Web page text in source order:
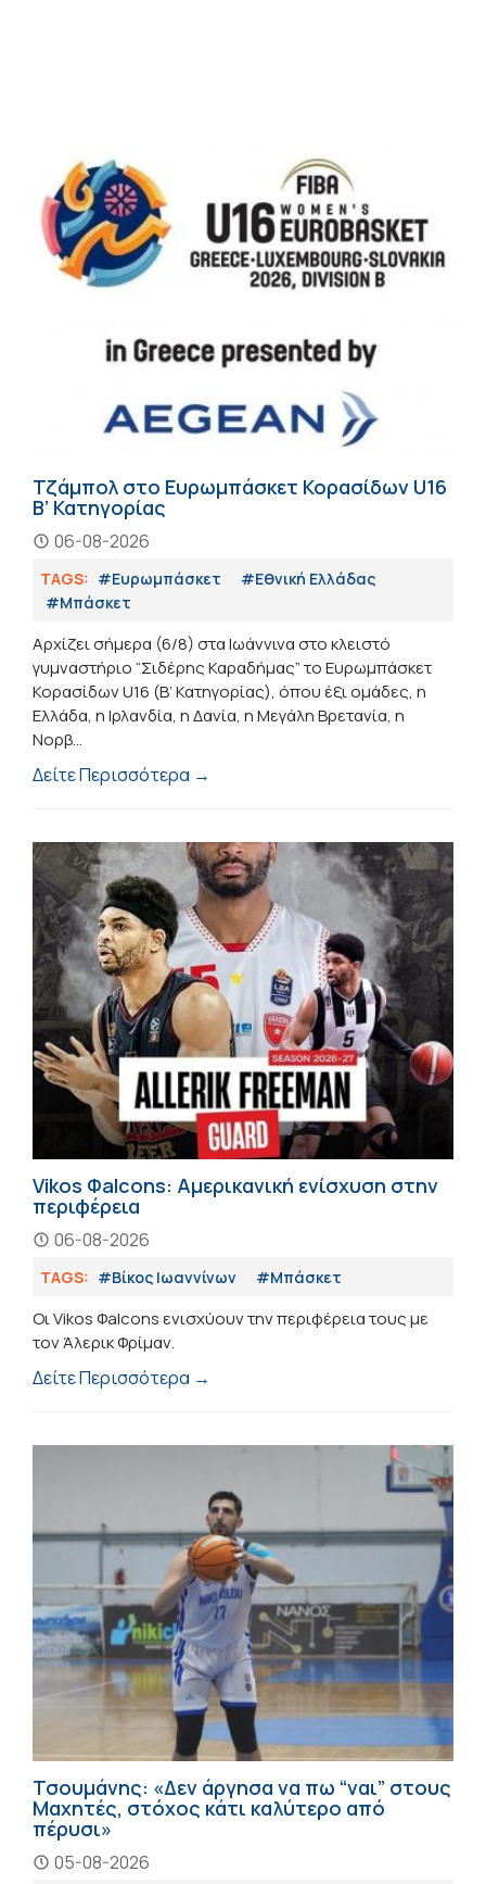
Τζάμπολ στο Ευρωμπάσκετ Κορασίδων U16
Β’ Κατηγορίας
06-08-2026
TAGS: #Ευρωμπάσκετ
#Εθνική Ελλάδας
#Μπάσκετ
Αρχίζει σήμερα (6/8) στα Ιωάννινα στο κλειστό
γυμναστήριο “Σιδέρης Καραδήμας” το Ευρωμπάσκετ
Κορασίδων U16 (B’ Κατηγορίας), όπου έξι ομάδες, η
Ελλάδα, η Ιρλανδία, η Δανία, η Μεγάλη Βρετανία, η
Νορβ...
Δείτε Περισσότερα →
Vikos Φalcons: Αμερικανική ενίσχυση στην
περιφέρεια
06-08-2026
TAGS: #Βίκος Ιωαννίνων #Μπάσκετ
Οι Vikos Φalcons ενισχύουν την περιφέρεια τους με
τον Άλερικ Φρίμαν.
Δείτε Περισσότερα →
Τσουμάνης: «Δεν άργησα να πω “ναι” στους
Μαχητές, στόχος κάτι καλύτερο από
πέρυσι»
05-08-2026